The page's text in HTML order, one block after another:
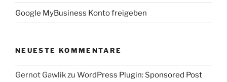
Google MyBusiness Konto freigeben
NEUESTE KOMMENTARE
Gernot Gawlikzu WordPress Plugin: Sponsored Post